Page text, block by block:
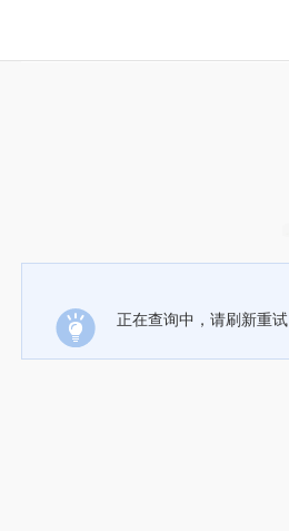
正在查询中，请刷新重试